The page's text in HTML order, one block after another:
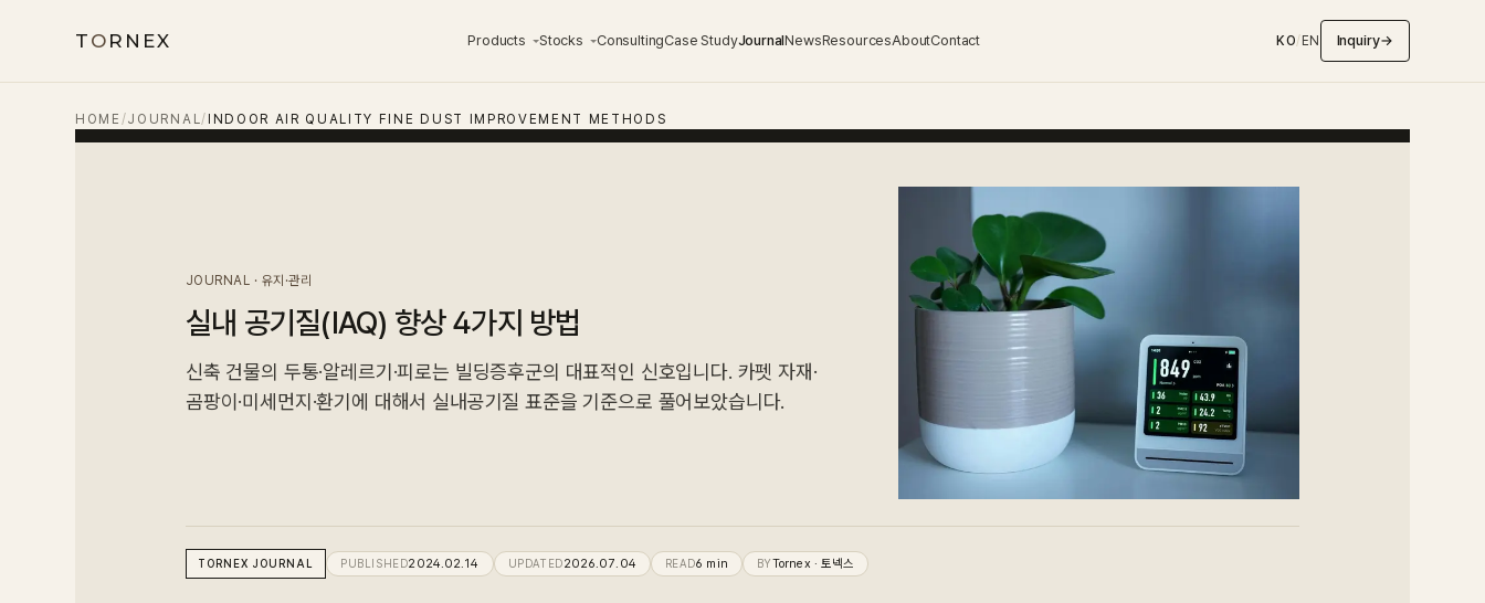
T O RNEX Products Stocks ConsultingCase StudyJournalNewsResourcesAboutContact KO/ EN Inquiry→
HOME /JOURNAL/ INDOOR AIR QUALITY FINE DUST IMPROVEMENT METHODS
JOURNAL · 유지·관리
실내 공기질(IAQ) 향상 4가지 방법
신축 건물의 두통·알레르기·피로는 빌딩증후군의 대표적인 신호입니다. 카펫 자재·
곰팡이·미세먼지·환기에 대해서 실내공기질 표준을 기준으로 풀어보았습니다.
TORNEX JOURNAL PUBLISHED2024.02.14 UPDATED2026.07.04 READ6 min BYTornex · 토넥스